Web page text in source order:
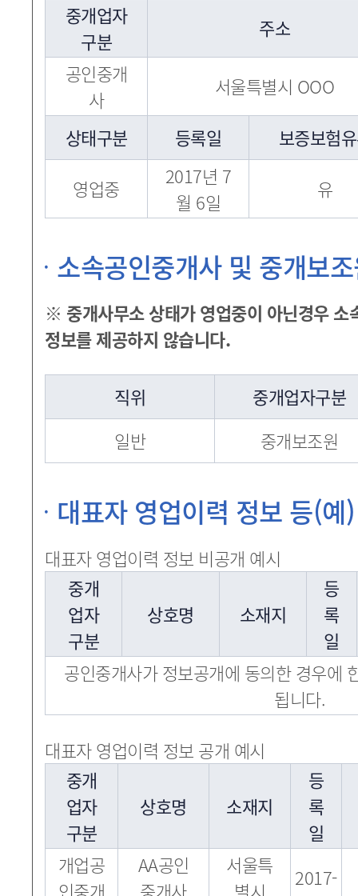
중개업자
구분
주소
공인중개
사
서울특별시 OOO
상태구분
등록일
보증보험
영업중
2017년 7
월 6일
유
소속공인중개사 및 중개보
※ 중개사무소 상태가 영업중이 아닌경우 소
정보를 제공하지 않습니다.
직위
중개업자구분
일반
중개보조원
대표자 영업이력 정보 등(예)
대표자 영업이력 정보 비공개 예시
중개
업자
구분
상호명 소재지
등
록
일
공인중개사가 정보공개에 동의한 경우에
됩니다.
대표자 영업이력 정보 공개 예시
중개
업자
구분
상호명 소재지
등
록
일
개업공
AA공인
서울특
2017-